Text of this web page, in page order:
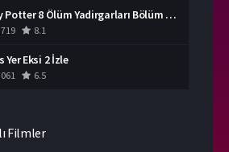
Harry Potter 8 Ölüm Yadirgarları Bölüm 2 İzle
8.1
Yer Eksi 2 İzle
6.5
Filmler